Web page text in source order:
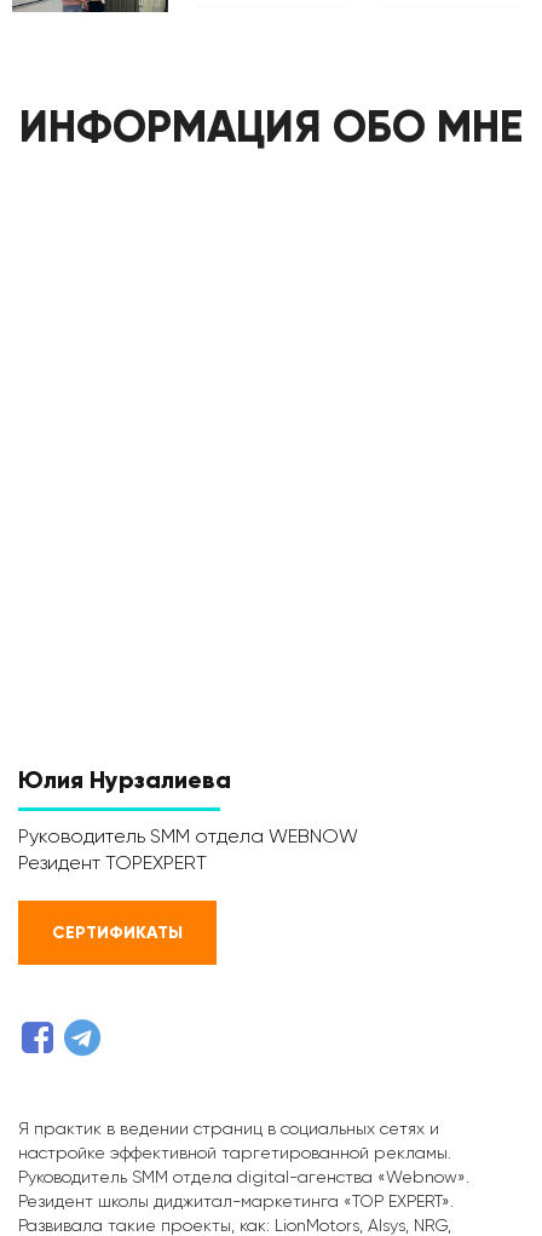
ИНФОРМАЦИЯ ОБО МНЕ
Юлия Нурзалиева
Руководитель SMM отдела WEBNOW
Резидент TOPEXPERT
СЕРТИФИКАТЫ
Я практик в ведении страниц в социальных сетях и
настройке эффективной таргетированной рекламы.
Руководитель SMM отдела digital-агенства «Webnow».
Резидент школы диджитал-маркетинга «TOP EXPERT».
Развивала такие проекты, как: LionMotors, Alsys, NRG,